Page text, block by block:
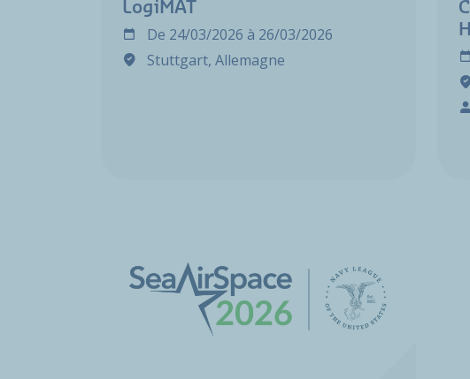
LogiMAT
De 24/03/2026 à 26/03/2026
Stuttgart, Allemagne